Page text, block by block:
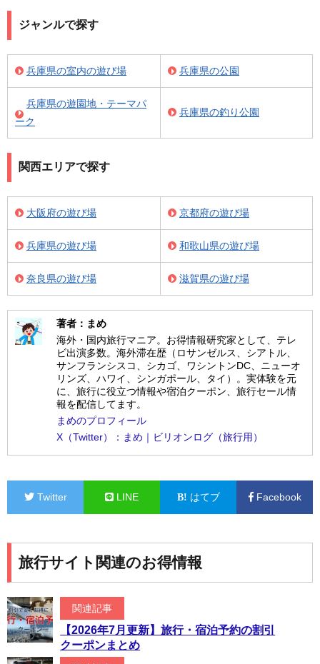
ジャンルで探す
兵庫県の室内の遊び場 兵庫県の公園
兵庫県の遊園地・テーマパ
ーク
兵庫県の釣り公園
関西エリアで探す
大阪府の遊び場 京都府の遊び場
兵庫県の遊び場 和歌山県の遊び場
奈良県の遊び場 滋賀県の遊び場
著者：まめ
海外・国内旅行マニア。お得情報研究家として、テレ
ビ出演多数。海外滞在歴（ロサンゼルス、シアトル、
サンフランシスコ、シカゴ、ワシントンDC、ニューオ
リンズ、ハワイ、シンガポール、タイ）。実体験を元
に、旅行に役立つ情報や宿泊クーポン、旅行セール情
報を配信してます。
まめのプロフィール
X（Twitter）：まめ｜ビリオンログ（旅行用）
Twitter LINE はてブ Facebook
旅行サイト関連のお得情報
関連記事
【2026年7月更新】旅行・宿泊予約の割引
クーポンまとめ